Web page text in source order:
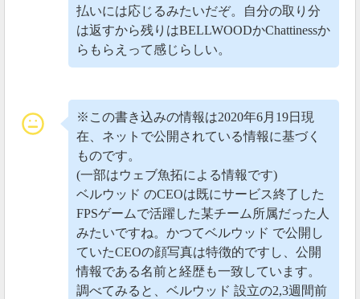
払いには応じるみたいだぞ。自分の取り分
は返すから残りはBELLWOODかChattinessか
らもらえって感じらしい。
※この書き込みの情報は2020年6月19日現
在、ネットで公開されている情報に基づく
ものです。
(一部はウェブ魚拓による情報です)
ベルウッド のCEOは既にサービス終了した
FPSゲームで活躍した某チーム所属だった人
みたいですね。かつてベルウッド で公開し
ていたCEOの顔写真は特徴的ですし、公開
情報である名前と経歴も一致しています。
調べてみると、ベルウッド 設立の2,3週間前